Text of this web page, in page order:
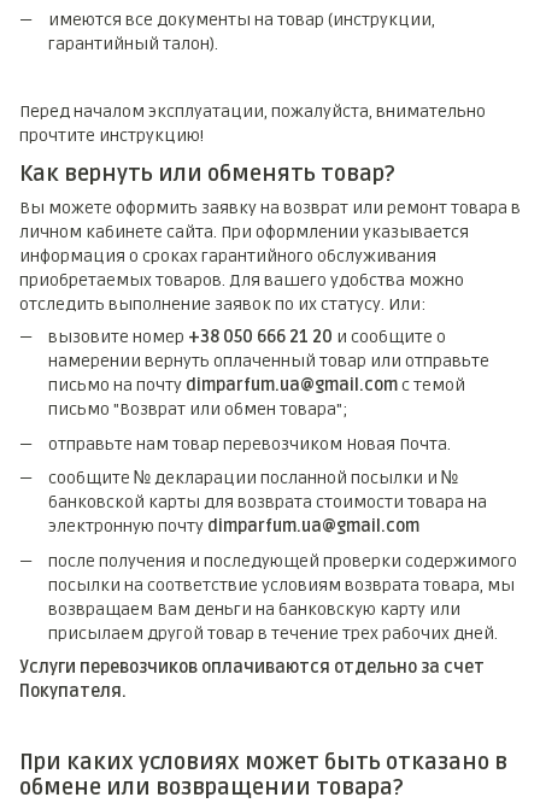
имеются все документы на товар (инструкции,
гарантийный талон).
Перед началом эксплуатации, пожалуйста, внимательно
прочтите инструкцию!
Как вернуть или обменять товар?
Вы можете оформить заявку на возврат или ремонт товара в
личном кабинете сайта. При оформлении указывается
информация о сроках гарантийного обслуживания
приобретаемых товаров. Для вашего удобства можно
отследить выполнение заявок по их статусу. Или:
вызовите номер +38 050 666 21 20 и сообщите о
намерении вернуть оплаченный товар или отправьте
письмо на почту dimparfum.ua@gmail.comс темой
письмо "Возврат или обмен товара";
отправьте нам товар перевозчиком Новая Почта.
сообщите № декларации посланной посылки и №
банковской карты для возврата стоимости товара на
электронную почту dimparfum.ua@gmail.com
после получения и последующей проверки содержимого
посылки на соответствие условиям возврата товара, мы
возвращаем Вам деньги на банковскую карту или
присылаем другой товар в течение трех рабочих дней.
Услуги перевозчиков оплачиваются отдельно за счет
Покупателя.
При каких условиях может быть отказано в
обмене или возвращении товара?